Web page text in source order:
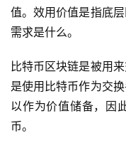
值。效用价值是指底
需求是什么。
比特币区块链是被用
是使用比特币作为交
以作为价值储备，因
币。